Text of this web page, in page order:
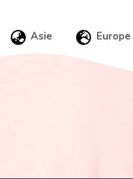
Asie Europe